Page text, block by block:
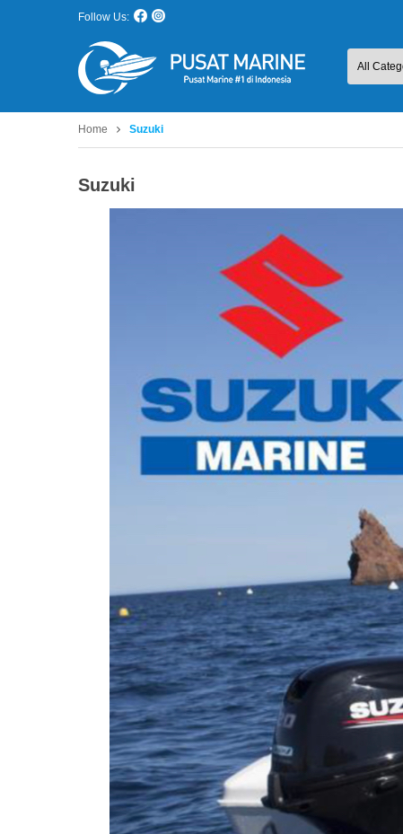
Follow Us:
Home Suzuki
Suzuki